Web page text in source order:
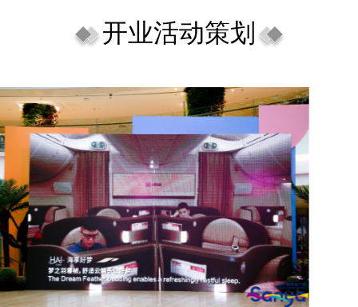
开业活动策划